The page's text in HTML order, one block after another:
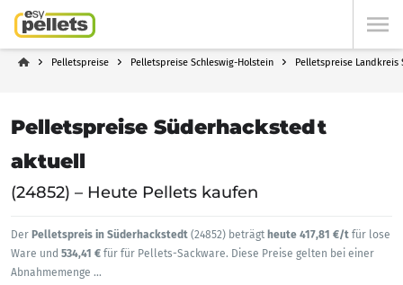
Pelletspreise Pelletspreise Schleswig-Holstein Pelletspreise Landkreis
Pelletspreise Süderhackstedt
aktuell
(24852) – Heute Pellets kaufen
Der Pelletspreis in Süderhackstedt (24852) beträgt heute 417,81 €/t für lose
Ware und 534,41 € für für Pellets-Sackware. Diese Preise gelten bei einer
Abnahmemenge ...